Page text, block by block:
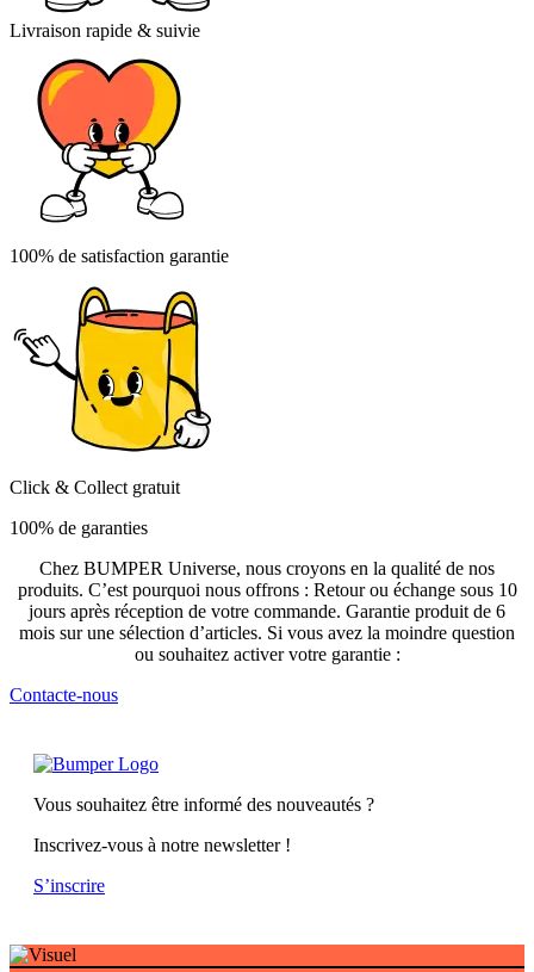
Livraison rapide & suivie
100% de satisfaction garantie
Click & Collect gratuit
100% de garanties
Chez BUMPER Universe, nous croyons en la qualité de nos
produits. C’est pourquoi nous offrons : Retour ou échange sous 10
jours après réception de votre commande. Garantie produit de 6
mois sur une sélection d’articles. Si vous avez la moindre question
ou souhaitez activer votre garantie :
Contacte-nous
Vous souhaitez être informé des nouveautés ?
Inscrivez-vous à notre newsletter !
S’inscrire